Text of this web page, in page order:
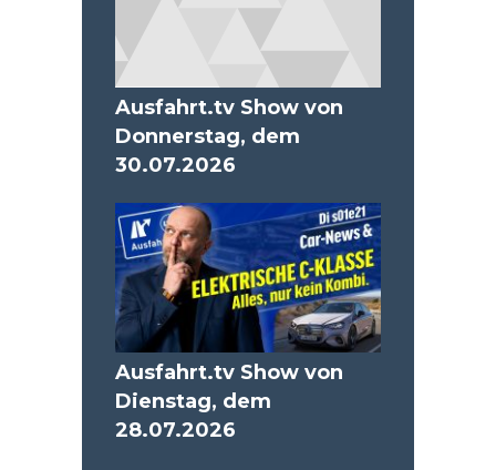
Ausfahrt.tv Show von
Donnerstag, dem
30.07.2026
Ausfahrt.tv Show von
Dienstag, dem
28.07.2026